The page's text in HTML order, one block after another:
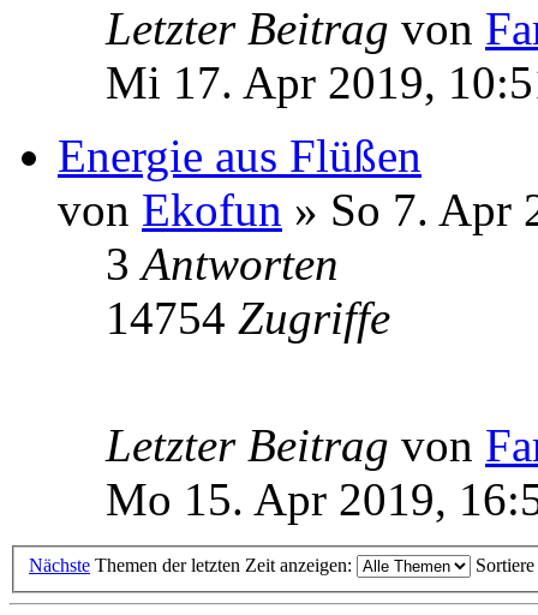
Letzter Beitrag von
Mi 17. Apr 2019,
Energie aus Flüßen
von Ekofun » So 7. Apr
3Antworten
14754 Zugriffe
Letzter Beitrag von
Mo 15. Apr 2019,
Nächste Themen der letzten Zeit anzeigen: